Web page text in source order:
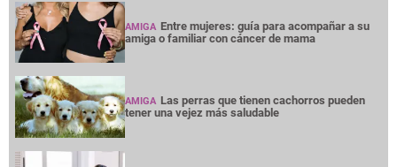
AMIGA Entre mujeres: guía para acompañar a su
amiga o familiar con cáncer de mama
AMIGA Las perras que tienen cachorros pueden
tener una vejez más saludable